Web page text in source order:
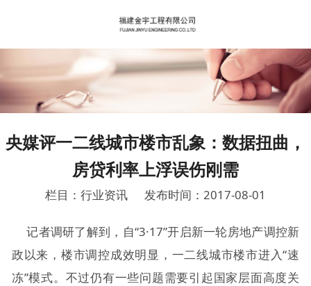
央媒评一二线城市楼市乱象：数据扭曲，
房贷利率上浮误伤刚需
栏目：行业资讯 发布时间：2017-08-01
记者调研了解到，自“3·17”开启新一轮房地产调控新
政以来，楼市调控成效明显，一二线城市楼市进入“速
冻”模式。不过仍有一些问题需要引起国家层面高度关